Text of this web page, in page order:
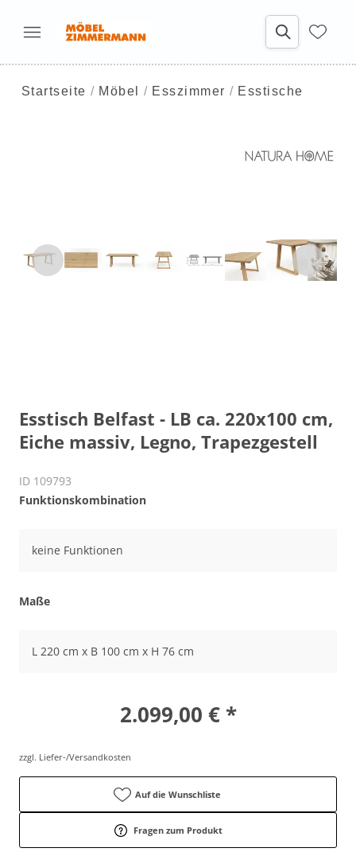
Startseite Möbel Esszimmer Esstische
Esstisch Belfast - LB ca. 220x100 cm,
Eiche massiv, Legno, Trapezgestell
ID 109793
Funktionskombination
keine Funktionen
Maße
L 220 cm x B 100 cm x H 76 cm
2.099,00 € *
zzgl. Liefer-/Versandkosten
Auf die Wunschliste
Fragen zum Produkt